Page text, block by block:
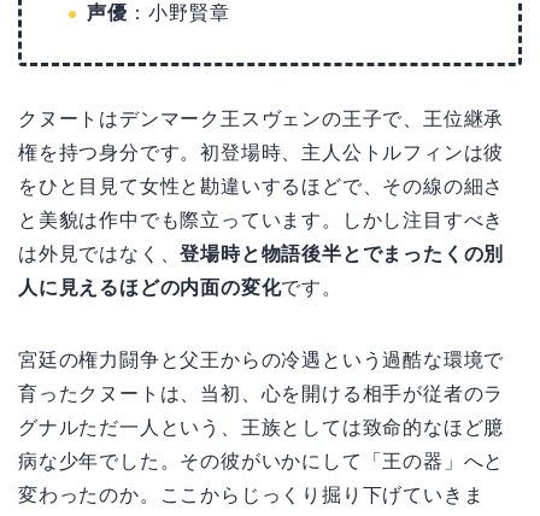
声優 ：小野賢章
クヌートはデンマーク王スヴェンの王子で、王位継承
権を持つ身分です。初登場時、主人公トルフィンは彼
をひと目見て女性と勘違いするほどで、その線の細さ
と美貌は作中でも際立っています。しかし注目すべき
は外見ではなく、登場時と物語後半とでまったくの別
人に見えるほどの内面の変化です。
宮廷の権力闘争と父王からの冷遇という過酷な環境で
育ったクヌートは、当初、心を開ける相手が従者のラ
グナルただ一人という、王族としては致命的なほど臆
病な少年でした。その彼がいかにして「王の器」へと
変わったのか。ここからじっくり掘り下げていきま